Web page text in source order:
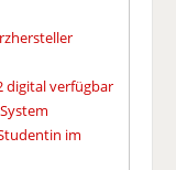
digital verfügbar
im